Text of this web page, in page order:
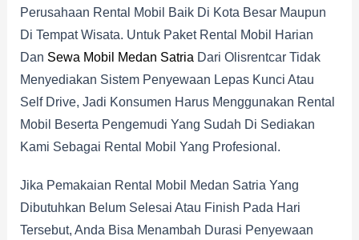
Perusahaan Rental Mobil Baik Di Kota Besar Maupun
Di Tempat Wisata. Untuk Paket Rental Mobil Harian
Dan Sewa Mobil Medan Satria Dari Olisrentcar Tidak
Menyediakan Sistem Penyewaan Lepas Kunci Atau
Self Drive, Jadi Konsumen Harus Menggunakan Rental
Mobil Beserta Pengemudi Yang Sudah Di Sediakan
Kami Sebagai Rental Mobil Yang Profesional.
Jika Pemakaian Rental Mobil Medan Satria Yang
Dibutuhkan Belum Selesai Atau Finish Pada Hari
Tersebut, Anda Bisa Menambah Durasi Penyewaan